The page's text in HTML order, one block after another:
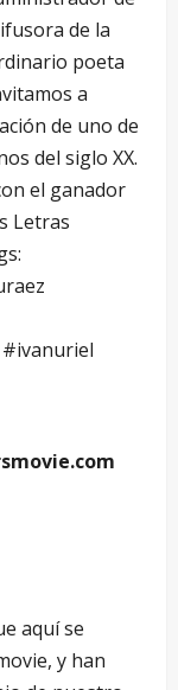
de la
poeta
a
de uno de
del siglo XX.
el ganador
Letras
aquí se
y han